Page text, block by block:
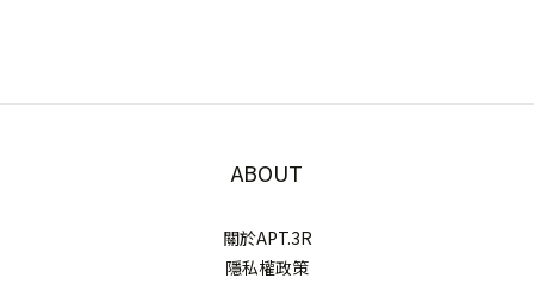
ABOUT
關於APT.3R
隱私權政策